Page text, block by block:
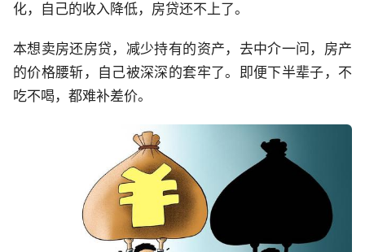
化，自己的收入降低，房贷还不上了。
本想卖房还房贷，减少持有的资产，去中介一问，房产
的价格腰斩，自己被深深的套牢了。即便下半辈子，不
吃不喝，都难补差价。